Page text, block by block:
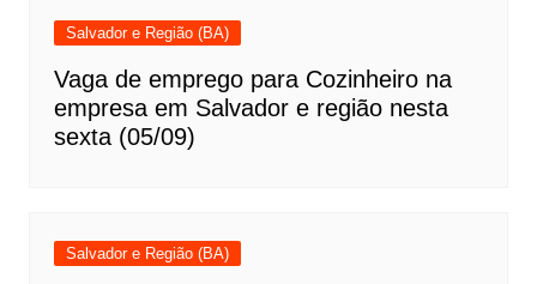
Salvador e Região (BA)
Vaga de emprego para Cozinheiro na
empresa em Salvador e região nesta
sexta (05/09)
Salvador e Região (BA)